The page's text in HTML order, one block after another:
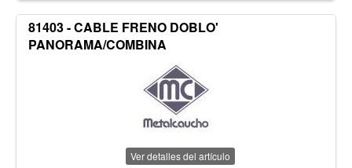
81403 - CABLE FRENO DOBLO'
PANORAMA/COMBINA
Ver detalles del artículo